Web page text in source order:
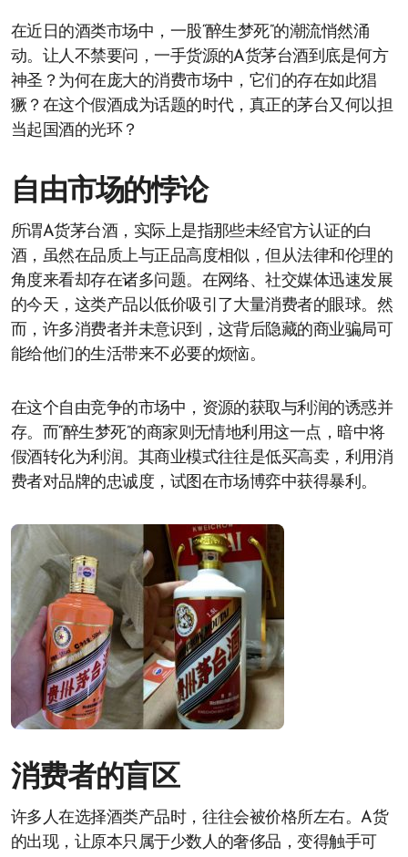
在近日的酒类市场中，一股“醉生梦死”的潮流悄然涌
动。让人不禁要问，一手货源的A货茅台酒到底是何方
神圣？为何在庞大的消费市场中，它们的存在如此猖
獗？在这个假酒成为话题的时代，真正的茅台又何以担
当起国酒的光环？
自由市场的悖论
所谓A货茅台酒，实际上是指那些未经官方认证的白
酒，虽然在品质上与正品高度相似，但从法律和伦理的
角度来看却存在诸多问题。在网络、社交媒体迅速发展
的今天，这类产品以低价吸引了大量消费者的眼球。然
而，许多消费者并未意识到，这背后隐藏的商业骗局可
能给他们的生活带来不必要的烦恼。
在这个自由竞争的市场中，资源的获取与利润的诱惑并
存。而“醉生梦死”的商家则无情地利用这一点，暗中将
假酒转化为利润。其商业模式往往是低买高卖，利用消
费者对品牌的忠诚度，试图在市场博弈中获得暴利。
消费者的盲区
许多人在选择酒类产品时，往往会被价格所左右。A货
的出现，让原本只属于少数人的奢侈品，变得触手可